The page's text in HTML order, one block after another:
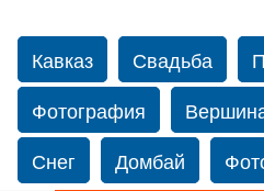
Кавказ Свадьба
Фотография
Снег
Домбай